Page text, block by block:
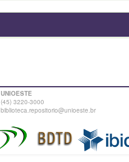
UNIOESTE
(45) 3220-3000
biblioteca.repositorio@unioeste.br